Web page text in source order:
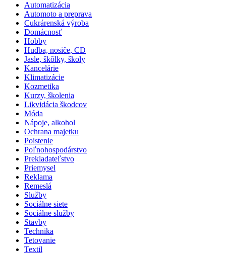
Automatizácia
Automoto a preprava
Cukrárenská výroba
Domácnosť
Hobby
Hudba, nosiče, CD
Jasle, škôlky, školy
Kancelárie
Klimatizácie
Kozmetika
Kurzy, školenia
Likvidácia škodcov
Móda
Nápoje, alkohol
Ochrana majetku
Poistenie
Poľnohospodárstvo
Prekladateľstvo
Priemysel
Reklama
Remeslá
Služby
Sociálne siete
Sociálne služby
Stavby
Technika
Tetovanie
Textil